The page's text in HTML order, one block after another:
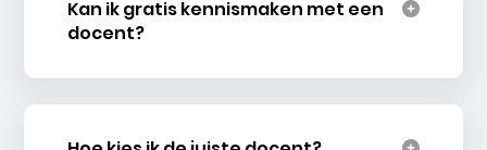
Kan ik gratis kennismaken met een
docent?